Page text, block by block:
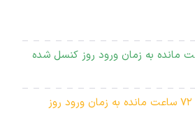
لغو رزرو در کمتر از 72 ساعت مانده به زمان ورود روز